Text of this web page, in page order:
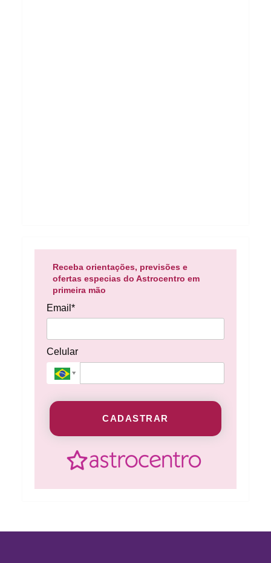
Receba orientações, previsões e
ofertas especias do Astrocentro em
primeira mão
Email*
Celular
CADASTRAR